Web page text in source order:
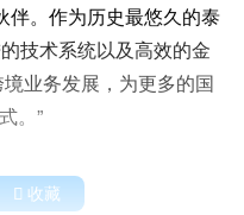
伴。作为历史最悠久的泰
技术系统以及高效的金
业务发展，为更多的国
。”
 收藏